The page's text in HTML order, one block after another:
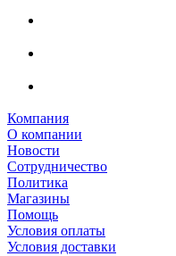
Компания
О компании
Новости
Сотрудничество
Политика
Магазины
Помощь
Условия оплаты
Условия доставки